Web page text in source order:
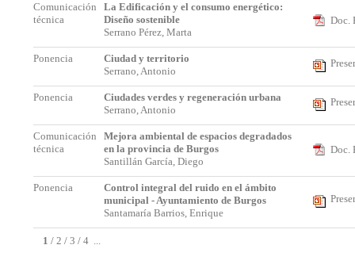
Comunicación
técnica
La Edificación y el consumo energético:
Diseño sostenible
Serrano Pérez, Marta
Doc.
Ponencia
Ciudad y territorio
Serrano, Antonio
Ponencia
Ciudades verdes y regeneración urbana
Serrano, Antonio
Comunicación
técnica
Mejora ambiental de espacios degradados
en la provincia de Burgos
Santillán García, Diego
Doc.
Ponencia
Control integral del ruido en el ámbito
municipal - Ayuntamiento de Burgos
Santamaría Barrios, Enrique
1 / 2 / 3 / 4 ...